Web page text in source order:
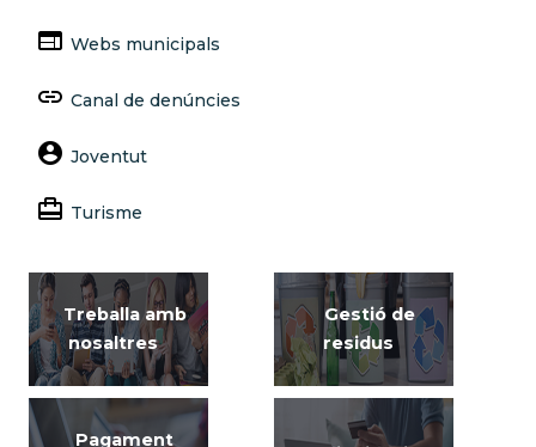
web Webs municipals
link Canal de denúncies
account_circle Joventut
card_travel Turisme
Treballa amb
nosaltres
Gestió de
residus
Pagament